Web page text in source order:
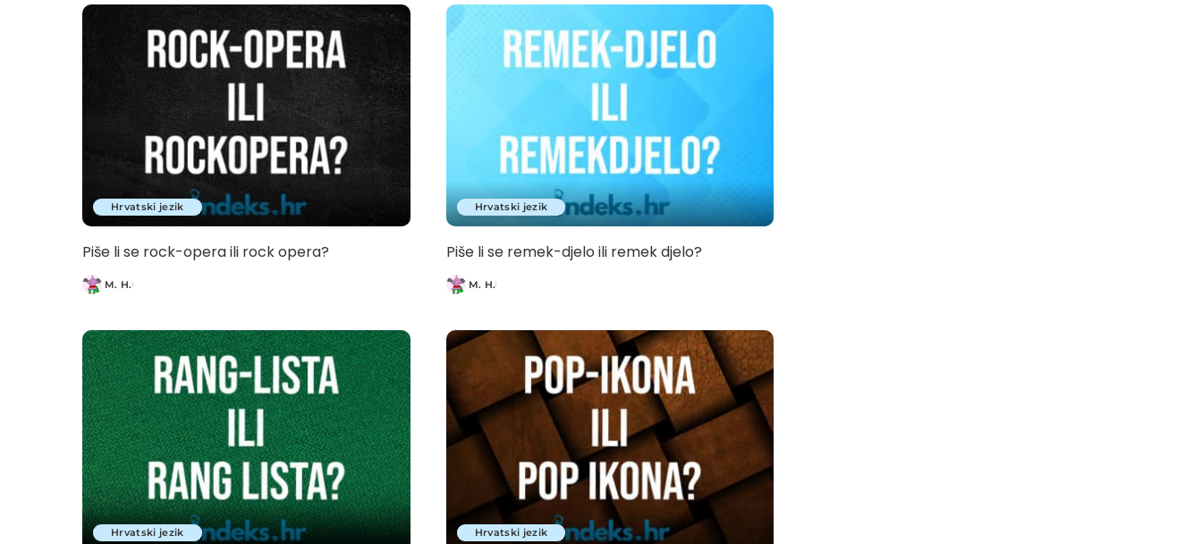
Hrvatski jezik
Piše li se rock-opera ili rock opera?
Posted
M. H.
Hrvatski jezik
Piše li se remek-djelo ili remek djelo?
Posted
M. H.
Hrvatski jezik Hrvatski jezik